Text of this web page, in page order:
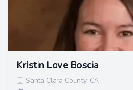
Kristin Love Boscia
Santa Clara County, CA